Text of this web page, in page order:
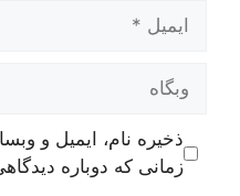
ایمیل
وبگاه
ذخیره نام، ایمیل و
زمانی که دوباره